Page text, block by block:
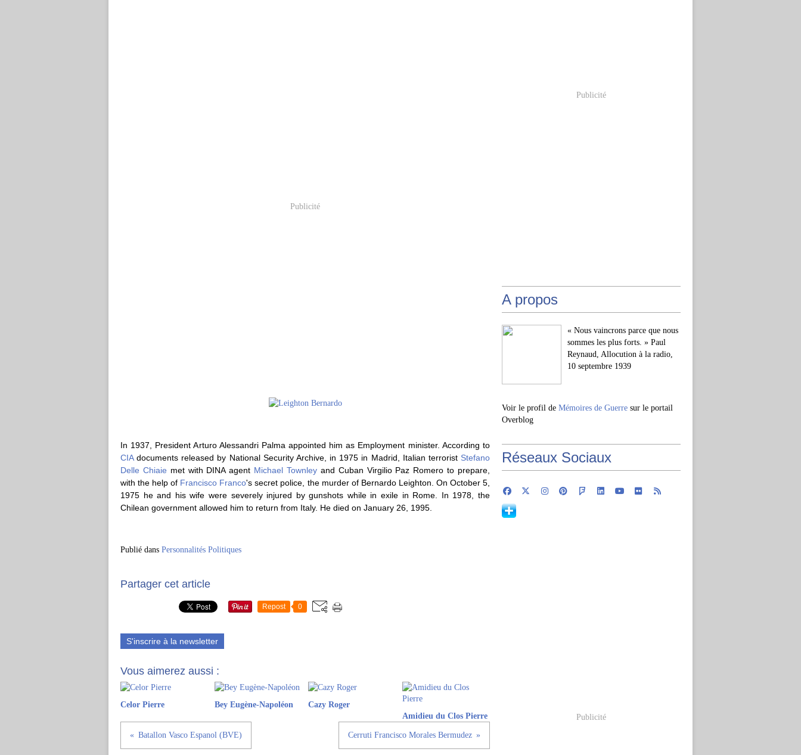
Publicité
In 1937, President Arturo Alessandri Palma appointed him as Employment minister. According to
CIAdocuments released by National Security Archive, in 1975 in Madrid, Italian terrorist Stefano
Delle Chiaie met with DINA agent Michael Townley and Cuban Virgilio Paz Romero to prepare,
with the help of Francisco Franco's secret police, the murder of Bernardo Leighton. On October 5,
1975 he and his wife were severely injured by gunshots while in exile in Rome. In 1978, the
Chilean government allowed him to return from Italy. He died on January 26, 1995.
Publié dans Personnalités Politiques
Partager cet article
Repost 0
S'inscrire à la newsletter
Vous aimerez aussi :
Celor Pierre Bey Eugène-Napoléon
Cazy Roger
Amidieu du Clos Pierre
Batallon Vasco Espanol (BVE) Cerruti Francisco Morales Bermudez
Publicité
A propos
« Nous vaincrons parce que nous
sommes les plus forts. » Paul
Reynaud, Allocution à la radio,
10 septembre 1939
Voir le profil de Mémoires de Guerre sur le portail
Overblog
Réseaux Sociaux
Publicité